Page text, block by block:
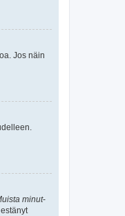
Jos näin
minut-